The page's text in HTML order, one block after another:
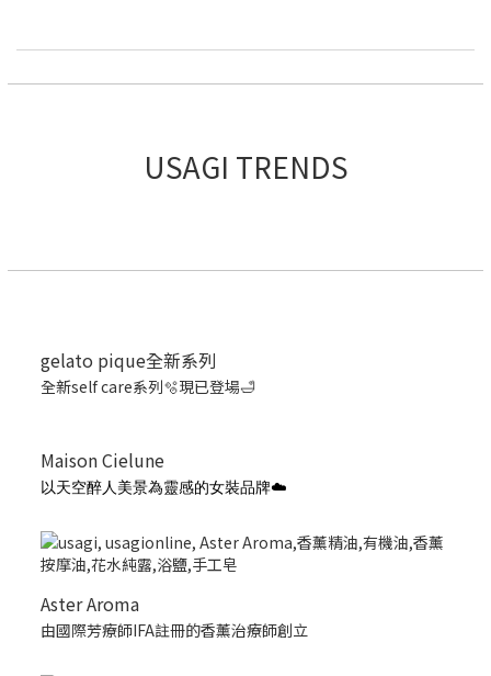
USAGI TRENDS
gelato pique全新系列
全新self care系列🫧現已登場🛁
Maison Cielune
以天空醉人美景為靈感的女裝品牌☁️
Aster Aroma
由國際芳療師IFA註冊的香薰治療師創立